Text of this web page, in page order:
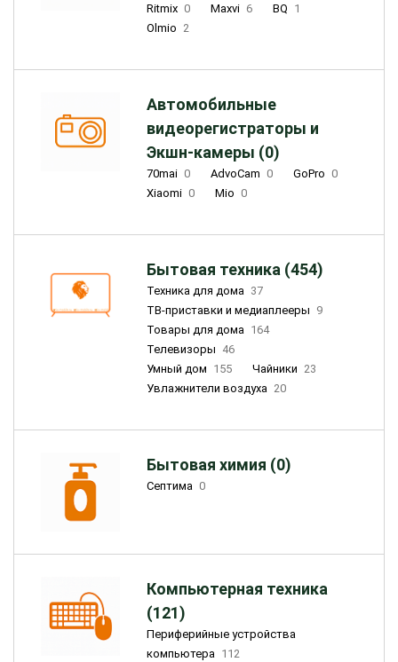
Ritmix 0 Maxvi 6 BQ 1
Olmio 2
Автомобильные
видеорегистраторы и
Экшн-камеры (0)
70mai 0 AdvoCam 0 GoPro 0
Xiaomi 0 Mio 0
Бытовая техника (454)
Техника для дома 37
ТВ-приставки и медиаплееры 9
Товары для дома 164
Телевизоры 46
Умный дом 155 Чайники 23
Увлажнители воздуха 20
Бытовая химия (0)
Септима 0
Компьютерная техника
(121)
Периферийные устройства
компьютера 112